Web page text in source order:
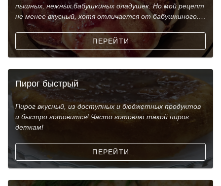
пышных, нежных бабушкиных оладушек. Но мой рецепт
не менее вкусный, хотя отличается от бабушкиного.
Учитыва
ПЕРЕЙТИ
Пирог быстрый
Пирог вкусный, из доступных и бюджетных продуктов
и быстро готовится! Часто готовлю такой пирог
деткам!
ПЕРЕЙТИ